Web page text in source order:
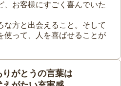
、お客様にすごく喜んでいた
な方と出会えること。そして
使って、人を喜ばせることが
りがとうの言葉は